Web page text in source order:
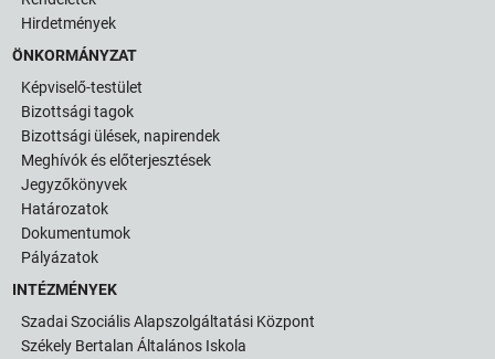
Hirdetmények
ÖNKORMÁNYZAT
Képviselő-testület
Bizottsági tagok
Bizottsági ülések, napirendek
Meghívók és előterjesztések
Jegyzőkönyvek
Határozatok
Dokumentumok
Pályázatok
INTÉZMÉNYEK
Szadai Szociális Alapszolgáltatási Központ
Székely Bertalan Általános Iskola